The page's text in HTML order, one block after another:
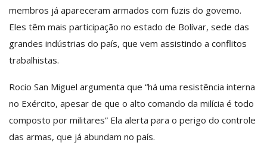
membros já apareceram armados com fuzis do govemo.
Eles têm mais participação no estado de Bolívar, sede das
grandes indústrias do país, que vem assistindo a conflitos
trabalhistas.
Rocio San Miguel argumenta que “há uma resistência interna
no Exército, apesar de que o alto comando da milícia é todo
composto por militares” Ela alerta para o perigo do controle
das armas, que já abundam no país.